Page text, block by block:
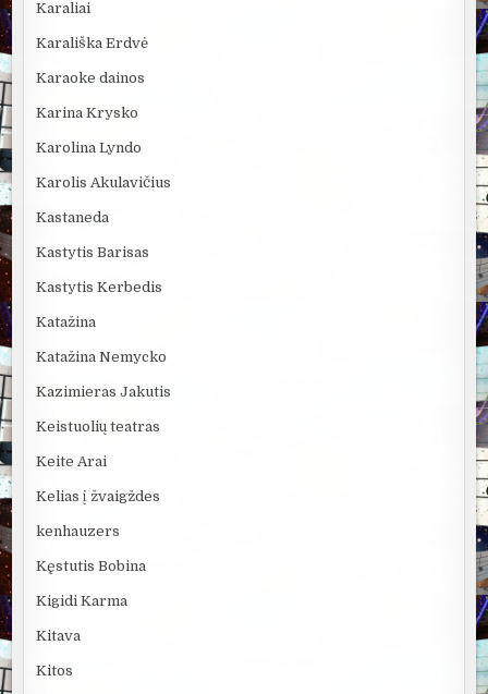
Karaliai
Karališka Erdvė
Karaoke dainos
Karina Krysko
Karolina Lyndo
Karolis Akulavičius
Kastaneda
Kastytis Barisas
Kastytis Kerbedis
Katažina
Katažina Nemycko
Kazimieras Jakutis
Keistuolių teatras
Keite Arai
Kelias į žvaigždes
kenhauzers
Kęstutis Bobina
Kigidi Karma
Kitava
Kitos